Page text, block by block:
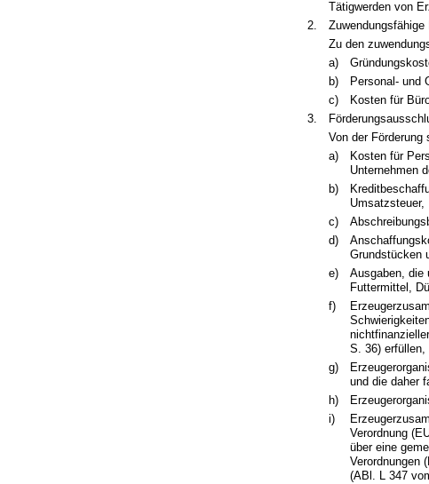
Tätigwerden von
2.
Zuwendungsfähige
Zu den
a)
b)
Personal- und
c)
Kosten für
3.
Von der Förderung
a)
Kosten für
Unternehmen
b)
Umsatzsteuer,
c)
d)
Grundstücken
e)
Ausgaben, die
Futtermittel,
f)
S. 36) erfüllen,
g)
und die daher
h)
i)
Verordnung
über eine
Verordnungen
(ABl. L 347